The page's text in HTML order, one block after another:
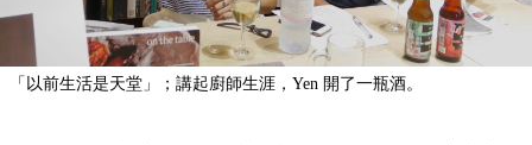
「以前生活是天堂」；講起廚師生涯，Yen 開了一瓶酒。